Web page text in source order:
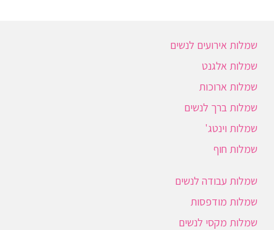
שמלות אירועים לנשים
שמלות אלגנט
שמלות ארוכות
שמלות ברך לנשים
שמלות וינטג'
שמלות חוף
שמלות עבודה לנשים
שמלות מודפסות
שמלות מקסי לנשים